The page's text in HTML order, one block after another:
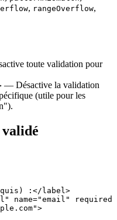
, rangeOverflow,
toute validation pour
— Désactive la validation
(utile pour les
:</label>
name="email" required